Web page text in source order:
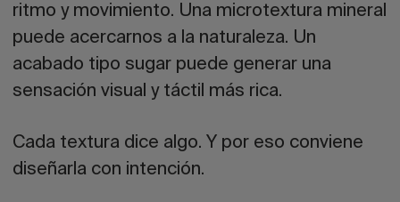
ritmo y movimiento. Una microtextura mineral
puede acercarnos a la naturaleza. Un
acabado tipo sugar puede generar una
sensación visual y táctil más rica.
Cada textura dice algo. Y por eso conviene
diseñarla con intención.